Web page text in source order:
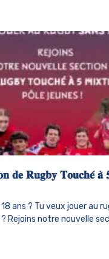
𝐝𝐞 𝐑𝐮𝐠𝐛𝐲 𝐓𝐨𝐮𝐜𝐡𝐞́ 𝐚̀
ans ? Tu veux jouer au
Rejoins notre nouvelle